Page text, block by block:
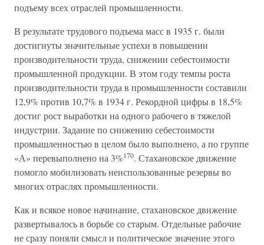
подъему всех отраслей промышленности.
В результате трудового подъема масс в 1935 г. были
достигнуты значительные успехи в повышении
производительности труда, снижении себестоимости
промышленной продукции. В этом году темпы роста
производительности труда в промышленности составили
12,9% против 10,7% в 1934 г. Рекордной цифры в 18,5%
достиг рост выработки на одного рабочего в тяжелой
индустрии. Задание по снижению себестоимости
промышленностью в целом было выполнено, а по группе
«А» перевыполнено на 3%170. Стахановское движение
помогло мобилизовать неиспользованные резервы во
многих отраслях промышленности.
Как и всякое новое начинание, стахановское движение
развертывалось в борьбе со старым. Отдельные рабочие
не сразу поняли смысл и политическое значение этого